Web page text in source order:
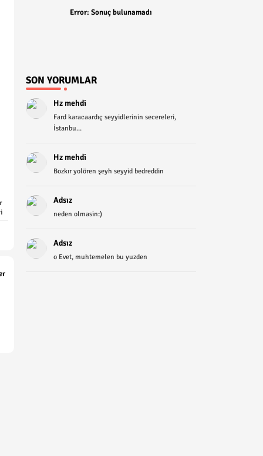
Error: Sonuç bulunamadı
SON YORUMLAR
Hz mehdi
Fard karacaardıç seyyidlerinin secereleri,
İstanbu...
Hz mehdi
Bozkır yolören şeyh seyyid bedreddin
Adsız
neden olmasin:)
Adsız
o Evet, muhtemelen bu yuzden